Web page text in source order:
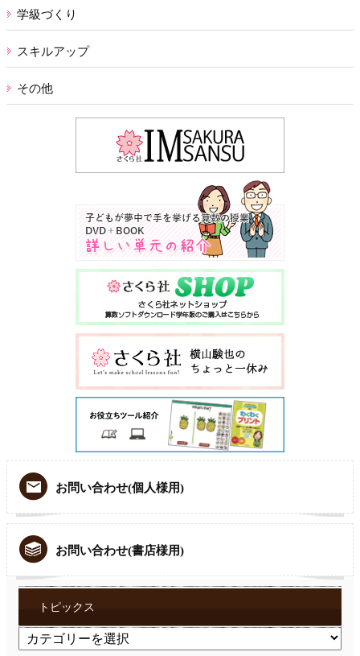
学級づくり
スキルアップ
その他
お問い合わせ(個人様用)
お問い合わせ(書店様用)
トピックス